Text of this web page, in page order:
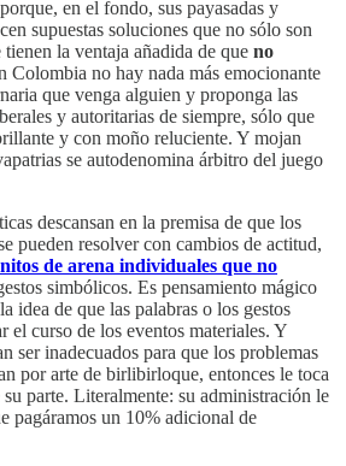
en el fondo, sus payasadas y
supuestas soluciones que no sólo son
la ventaja añadida de que no
Colombia no hay nada más emocionante
que venga alguien y proponga las
y autoritarias de siempre, sólo que
y con moño reluciente. Y mojan
se autodenomina árbitro del juego
descansan en la premisa de que los
pueden resolver con cambios de actitud,
de arena individuales que no
simbólicos. Es pensamiento mágico
de que las palabras o los gestos
el curso de los eventos materiales. Y
ser inadecuados para que los problemas
por arte de birlibirloque, entonces le toca
parte. Literalmente: su administración le
pagáramos un 10% adicional de